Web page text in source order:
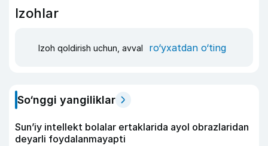
Izohlar
Izoh qoldirish uchun, avval ro‘yxatdan o‘ting
So‘nggi yangiliklar
Sun’iy intellekt bolalar ertaklarida ayol obrazlaridan
deyarli foydalanmayapti